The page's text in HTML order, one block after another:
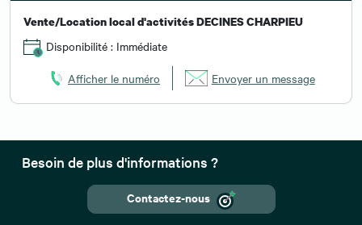
Vente/Location local d'activités DECINES CHARPIEU
Disponibilité : Immédiate
Afficher le numéro Envoyer un message
Besoin de plus d'informations ?
Contactez-nous